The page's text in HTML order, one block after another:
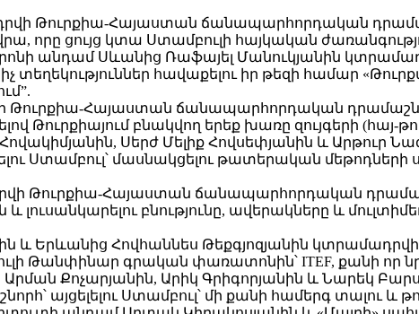
Թուրքիա-Հայաստան ճանապարհորդական
որը ցույց կտա Ստամբուլի հայկական
անդամ Սևանից Ռաֆայել Մանուկյանին
տեղեկություններ հավաքելու իր թեզի համար
Հայաստան ճանապարհորդական դրամաշնորհ՝
Թուրքիայում բնակվող երեք խառը զույգերի (հայ-
Սերժ Մելիք Հովսեփյանին և
Ստամբուլ՝ մասնակցելու թատերական
Թուրքիա-Հայաստան ճանապարհորդական
բնությունը, ավերակները և
և Երևանից Հովհաննես Թեքգյոզյանին
Թանփինար գրական փառատոնին՝ ITEF, քանի որ
Քոչարյանին, Արիկ Գրիգորյանին և Նարեկ
այցելելու Ստամբուլ՝ մի քանի համերգ տալու և